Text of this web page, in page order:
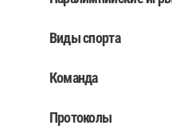
Виды спорта
Команда
Протоколы